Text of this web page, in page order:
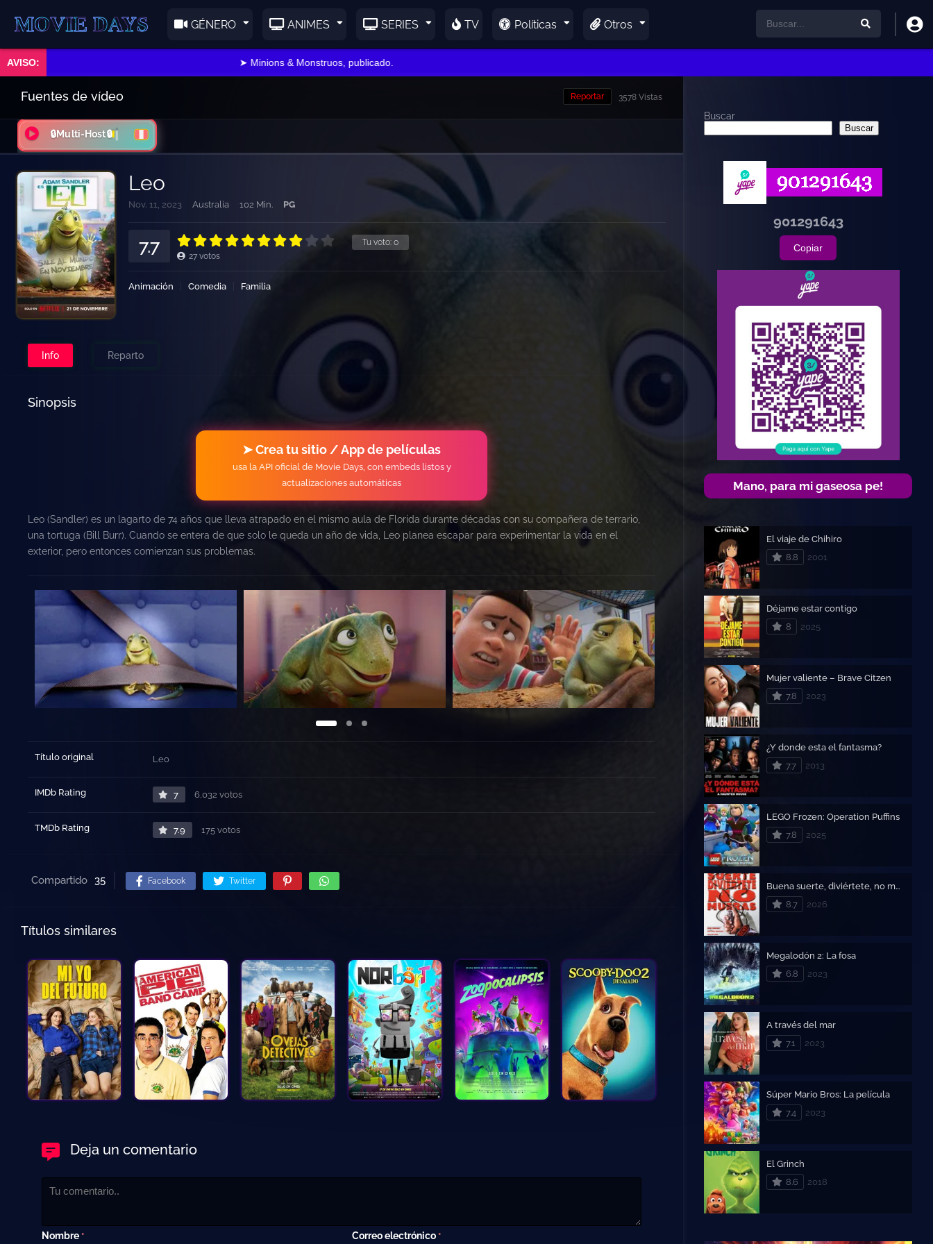
DAYS GÉNERO ANIMES SERIES TV Políticas Otros
➤ Minions & Monstruos, publicado.
Fuentes de vídeo 3578 Vistas
Reportar
🔒Multi-Host🔒
Leo
Nov. 11, 2023 Australia 102 Min. PG
Tu voto: 0
7.7 27 votos
Animación Comedia Familia
Info Reparto
Sinopsis
➤ Crea tu sitio / App de películas
usa la API oficial de Movie Days, con embeds listos y
actualizaciones automáticas
Leo (Sandler) es un lagarto de 74 años que lleva atrapado en el mismo aula de Florida durante décadas con su compañera de terrario,
una tortuga (Bill Burr). Cuando se entera de que solo le queda un año de vida, Leo planea escapar para experimentar la vida en el
exterior, pero entonces comienzan sus problemas.
Título original Leo
IMDb Rating 7 6,032 votos
TMDb Rating 7.9 175 votos
Compartido 35 Facebook Twitter
Títulos similares
Deja un comentario
Nombre * Correo electrónico *
Buscar
Buscar
901291643
Copiar
Mano, para mi gaseosa pe!
El viaje de Chihiro
8.8
2001
Déjame estar contigo
8
2025
Mujer valiente – Brave Citzen
7.8
2023
¿Y donde esta el fantasma?
7.7
2013
LEGO Frozen: Operation Puffins
7.8
2025
Buena suerte, diviértete, no mueras
8.7
2026
Megalodón 2: La fosa
6.8
2023
A través del mar
7.1
2023
Súper Mario Bros: La película
7.4
2023
El Grinch
8.6
2018